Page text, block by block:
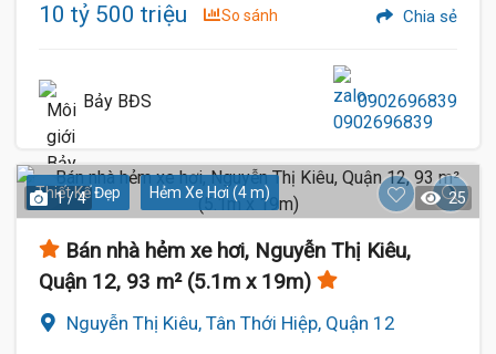
10 tỷ 500 triệu So sánh Chia sẻ
Bảy BĐS 0902696839
Thiết Kế Đẹp Hẻm Xe Hơi (4 m)
1 / 4 25
Bán nhà hẻm xe hơi, Nguyễn Thị Kiêu,
Quận 12, 93 m² (5.1m x 19m)
Nguyễn Thị Kiêu, Tân Thới Hiệp, Quận 12